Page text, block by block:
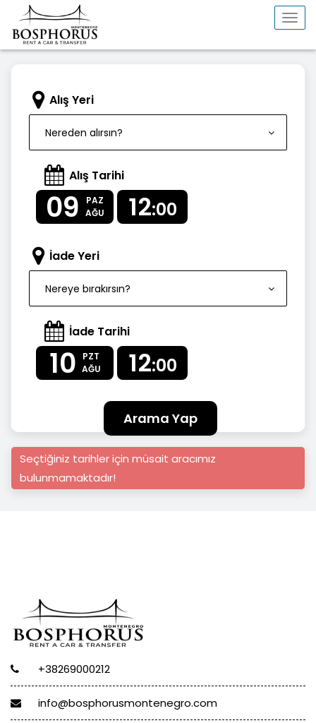
Alış Yeri
Nereden alırsın?
Alış Tarihi
09
PAZ
AĞU
12:00
İade Yeri
Nereye bırakırsın?
İade Tarihi
10
PZT
AĞU
12:00
Arama Yap
Seçtiğiniz tarihler için müsait aracımız
bulunmamaktadır!
+38269000212
info@bosphorusmontenegro.com